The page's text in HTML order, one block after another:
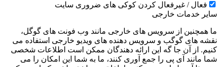
فعال / غیرفعال کردن کوکی های ضروری سایت
سایر خدمات خارجی
ما همچنین از سرویس های خارجی مانند وب فونت های گوگل،
نقشه های گوگب و سرویس دهنده های ویدیو خارجی استفاده می
کنیم. از آن جا گه این ارائه دهندگان ممکن است اطلاعات شخصی
شما مانند آی پی را جمع آوری کنند، ما به شما این امکان را می